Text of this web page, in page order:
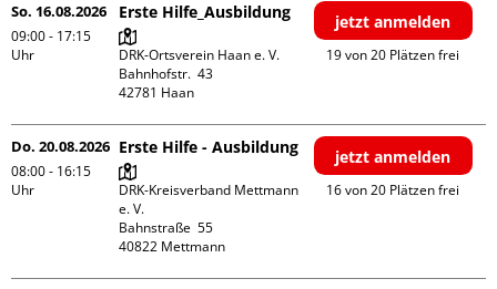
So. 16.08.2026
09:00 - 17:15
Uhr
Erste Hilfe_Ausbildung
DRK-Ortsverein Haan e. V.
Bahnhofstr.  43
jetzt anmelden
19 von 20 Plätzen frei
Do. 20.08.2026
08:00 - 16:15
Uhr
Erste Hilfe - Ausbildung
DRK-Kreisverband Mettmann
e. V.
Bahnstraße  55
jetzt anmelden
16 von 20 Plätzen frei